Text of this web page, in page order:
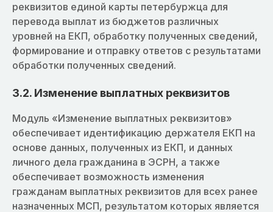
реквизитов единой карты петербуржца для
перевода выплат из бюджетов различных
уровней на ЕКП, обработку полученных сведений,
формирование и отправку ответов с результатами
обработки полученных сведений.
3.2. Изменение выплатных реквизитов
Модуль «Изменение выплатных реквизитов»
обеспечивает идентификацию держателя ЕКП на
основе данных, полученных из ЕКП, и данных
личного дела гражданина в ЭСРН, а также
обеспечивает возможность изменения
гражданам выплатных реквизитов для всех ранее
назначенных МСП, результатом которых является